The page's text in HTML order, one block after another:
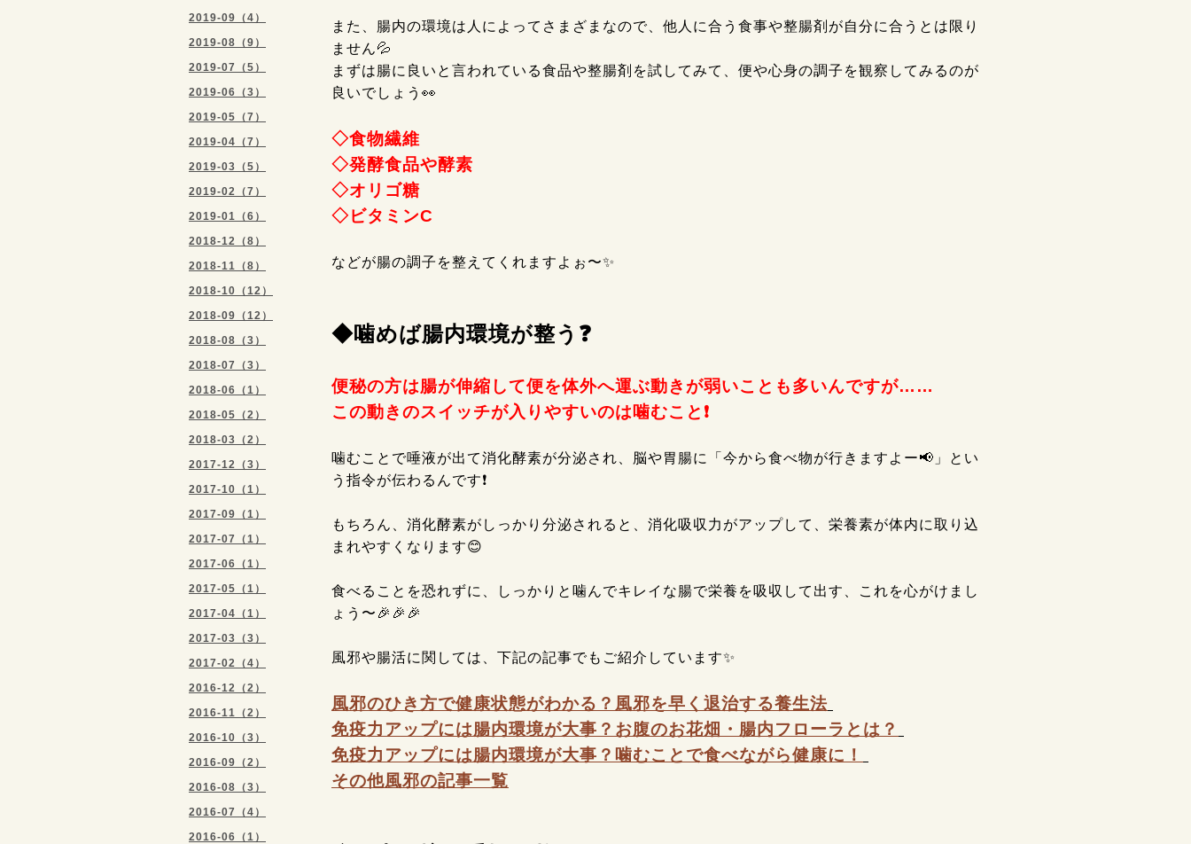
2019-09（4）
2019-08（9）
2019-07（5）
2019-06（3）
2019-05（7）
2019-04（7）
2019-03（5）
2019-02（7）
2019-01（6）
2018-12（8）
2018-11（8）
2018-10（12）
2018-09（12）
2018-08（3）
2018-07（3）
2018-06（1）
2018-05（2）
2018-03（2）
2017-12（3）
2017-10（1）
2017-09（1）
2017-07（1）
2017-06（1）
2017-05（1）
2017-04（1）
2017-03（3）
2017-02（4）
2016-12（2）
2016-11（2）
2016-10（3）
2016-09（2）
2016-08（3）
2016-07（4）
2016-06（1）
また、腸内の環境は人によってさまざまなので、他人に合う食事や整腸剤が自分に合うとは限り
ません💦
まずは腸に良いと言われている食品や整腸剤を試してみて、便や心身の調子を観察してみるのが
良いでしょう👀
◇食物繊維
◇発酵食品や酵素
◇オリゴ糖
◇ビタミンC
などが腸の調子を整えてくれますよぉ〜✨
◆噛めば腸内環境が整う❓
便秘の方は腸が伸縮して便を体外へ運ぶ動きが弱いことも多いんですが……
この動きのスイッチが入りやすいのは噛むこと❗
噛むことで唾液が出て消化酵素が分泌され、脳や胃腸に「今から食べ物が行きますよー📢」とい
う指令が伝わるんです❗
もちろん、消化酵素がしっかり分泌されると、消化吸収力がアップして、栄養素が体内に取り込
まれやすくなります😊
食べることを恐れずに、しっかりと噛んでキレイな腸で栄養を吸収して出す、これを心がけまし
ょう〜🎉🎉🎉
風邪や腸活に関しては、下記の記事でもご紹介しています✨️
風邪のひき方で健康状態がわかる？風邪を早く退治する養生法
免疫力アップには腸内環境が大事？お腹のお花畑・腸内フローラとは？
免疫力アップには腸内環境が大事？噛むことで食べながら健康に！
その他風邪の記事一覧